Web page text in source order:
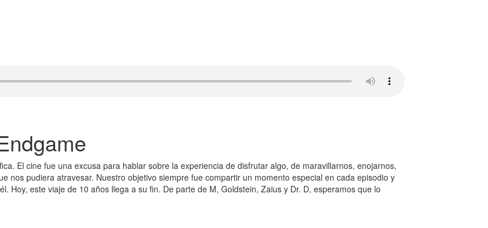
El cine fue una excusa para hablar sobre la experiencia de disfrutar algo, de maravillarnos, enojarnos,
nos pudiera atravesar. Nuestro objetivo siempre fue compartir un momento especial en cada episodio y
Hoy, este viaje de 10 años llega a su fin. De parte de M, Goldstein, Zaius y Dr. D, esperamos que lo